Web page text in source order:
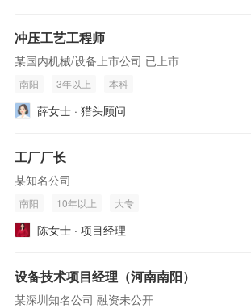
冲压工艺工程师
某国内机械/设备上市公司 已上市
南阳 3年以上 本科
薛女士 · 猎头顾问
工厂厂长
某知名公司
南阳 10年以上 大专
陈女士 · 项目经理
设备技术项目经理（河南南阳）
某深圳知名公司 融资未公开